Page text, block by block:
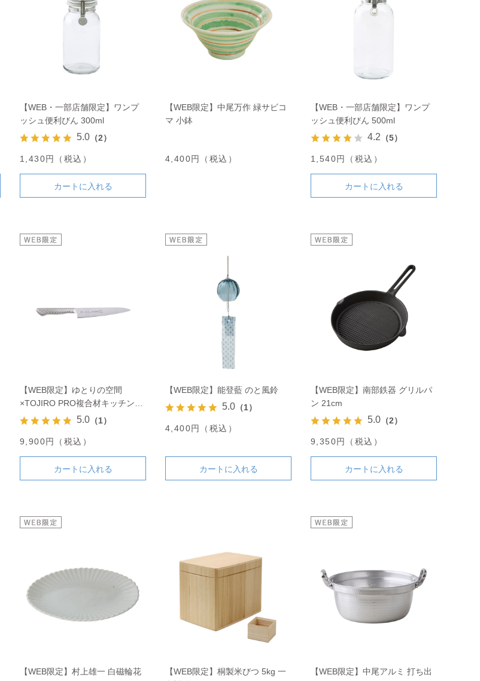
【WEB・一部店舗限定】ワンプ
ッシュ便利びん 300ml
5.0 （2）
1,430円（税込）
カートに入れる
【WEB限定】中尾万作 緑サビコ
マ 小鉢
4,400円（税込）
【WEB・一部店舗限定】ワンプ
ッシュ便利びん 500ml
4.2 （5）
1,540円（税込）
カートに入れる
【WEB限定】ゆとりの空間
×TOJIRO PRO複合材キッチンナ
イフ S
5.0 （1）
9,900円（税込）
カートに入れる
【WEB限定】能登藍 のと風鈴
5.0 （1）
4,400円（税込）
カートに入れる
【WEB限定】南部鉄器 グリルパ
ン 21cm
5.0 （2）
9,350円（税込）
カートに入れる
【WEB限定】村上雄一 白磁輪花
【WEB限定】桐製米びつ 5kg 一
【WEB限定】中尾アルミ 打ち出